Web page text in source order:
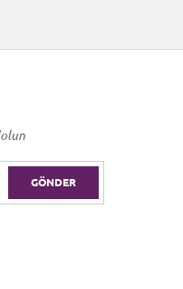
GÖNDER